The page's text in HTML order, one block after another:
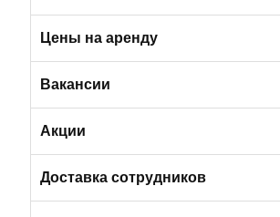
Микроавтобусы (от 9 до 19 мест)
Минивэны (от 5 до 7 мест)
Легковые а/м (от 3 до 4 мест)
Пригородные автобусы
Цены на аренду
Вакансии
Вакансии в Москве
Вакансии в Санкт-Петербурге
Акции
Доставка сотрудников